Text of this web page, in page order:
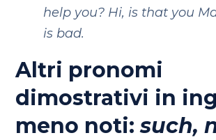
help you? Hi, is that you
is bad.
Altri pronomi
dimostrativi in
meno noti:such,